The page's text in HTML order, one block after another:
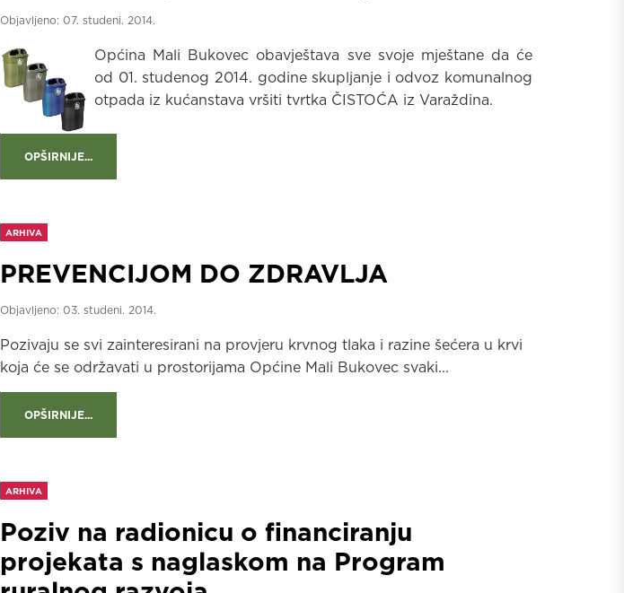
Objavljeno: 07. studeni. 2014.
Općina Mali Bukovec obavještava sve svoje mještane da će
od 01. studenog 2014. godine skupljanje i odvoz komunalnog
otpada iz kućanstava vršiti tvrtka ČISTOĆA iz Varaždina.
OPŠIRNIJE...
ARHIVA
PREVENCIJOM DO ZDRAVLJA
Objavljeno: 03. studeni. 2014.
Pozivaju se svi zainteresirani na provjeru krvnog tlaka i razine šećera u krvi
koja će se održavati u prostorijama Općine Mali Bukovec svaki...
OPŠIRNIJE...
ARHIVA
Poziv na radionicu o financiranju
projekata s naglaskom na Program